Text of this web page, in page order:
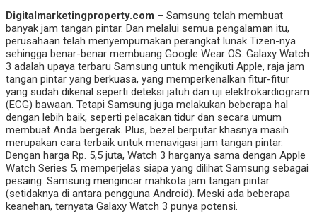
Digitalmarketingproperty.com – Samsung telah membuat
banyak jam tangan pintar. Dan melalui semua pengalaman itu,
perusahaan telah menyempurnakan perangkat lunak Tizen-nya
sehingga benar-benar membuang Google Wear OS. Galaxy Watch
3 adalah upaya terbaru Samsung untuk mengikuti Apple, raja jam
tangan pintar yang berkuasa, yang memperkenalkan fitur-fitur
yang sudah dikenal seperti deteksi jatuh dan uji elektrokardiogram
(ECG) bawaan. Tetapi Samsung juga melakukan beberapa hal
dengan lebih baik, seperti pelacakan tidur dan secara umum
membuat Anda bergerak. Plus, bezel berputar khasnya masih
merupakan cara terbaik untuk menavigasi jam tangan pintar.
Dengan harga Rp. 5,5 juta, Watch 3 harganya sama dengan Apple
Watch Series 5, memperjelas siapa yang dilihat Samsung sebagai
pesaing. Samsung mengincar mahkota jam tangan pintar
(setidaknya di antara pengguna Android). Meski ada beberapa
keanehan, ternyata Galaxy Watch 3 punya potensi.